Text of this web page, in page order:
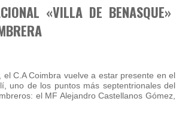
«VILLA DE BENASQUE»
C.A Coimbra vuelve a estar presente en el
uno de los puntos más septentrionales del
el MF Alejandro Castellanos Gómez,